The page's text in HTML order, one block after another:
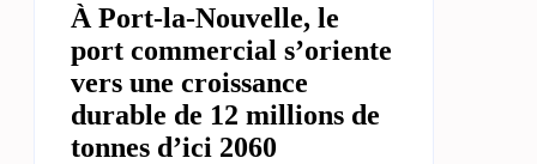
À Port-la-Nouvelle, le
port commercial s’oriente
vers une croissance
durable de 12 millions de
tonnes d’ici 2060